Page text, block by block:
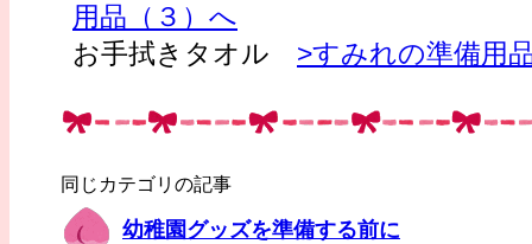
用品（３）へ
お手拭きタオル >すみれの準備用
同じカテゴリの記事
幼稚園グッズを準備する前に